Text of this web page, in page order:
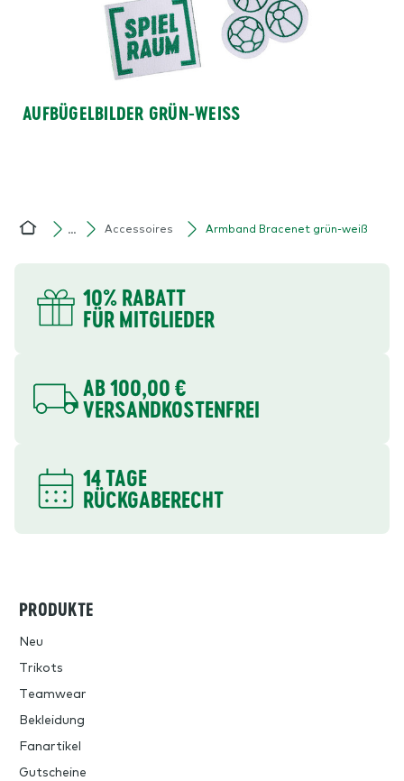
AUFBÜGELBILDER GRÜN-WEISS
Home … Accessoires Armband Bracenet grün-weiß
10% RABATT
FÜR MITGLIEDER
AB 100,00 €
VERSANDKOSTENFREI
14 TAGE
RÜCKGABERECHT
PRODUKTE
Neu
Trikots
Teamwear
Bekleidung
Fanartikel
Gutscheine